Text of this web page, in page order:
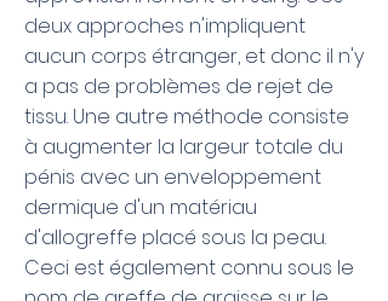
deux approches n'impliquent
aucun corps étranger, et donc il n'y
a pas de problèmes de rejet de
tissu. Une autre méthode consiste
à augmenter la largeur totale du
pénis avec un enveloppement
dermique d'un matériau
d'allogreffe placé sous la peau.
Ceci est également connu sous le